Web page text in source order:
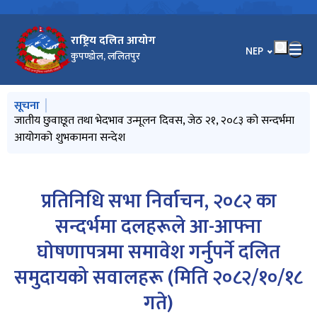
राष्ट्रिय दलित आयोग
कुपण्डोल, ललितपुर भाषा चयन गर्नुहोस्
NEP
मुख्य नेभिगेसनमा जानुहोस्
सूचना
सूचनाको हक सम्बन्धी ऐन, २०६४ को दफा ५ को उपदफा (३) को
प्रयोजनार्थ (२०८३ वैशाख महिनादेखि २०८३ असार मसान्तसम्म)
जातीय छुवाछूत तथा भेदभाव उन्मूलन दिवस, जेठ २१, २०८३ को सन्दर्भमा
आयोगको शुभकामना सन्देश
सूचना प्रविधि विस्तारः दिगो विकासको आधार
प्रेस विज्ञप्ति (सिन्धुली घटनाबारे आयोगको ध्यानाकर्षण)
उच्च शिक्षामा छात्रवृत्तिका लागि आवेदन फाराम भर्ने सम्बन्धी विश्‍वविद्यालय
अनुदान आयोगको सूचना
प्रतिनिधि सभा निर्वाचन, २०८२ का
सन्दर्भमा दलहरूले आ-आफ्ना
घोषणापत्रमा समावेश गर्नुपर्ने दलित
समुदायको सवालहरू (मिति २०८२/१०/१८
गते)